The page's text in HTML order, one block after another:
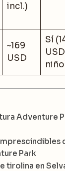
incl.)
~169
USD
Sí
USD
Adventure
Park
tirolina en